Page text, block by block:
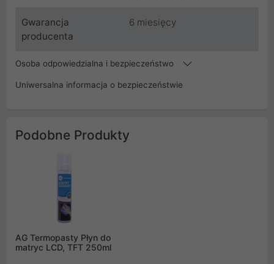
Gwarancja
producenta
6 miesięcy
Osoba odpowiedzialna i bezpieczeństwo
Uniwersalna informacja o bezpieczeństwie
Podobne Produkty
AG Termopasty Płyn do
matryc LCD, TFT 250ml